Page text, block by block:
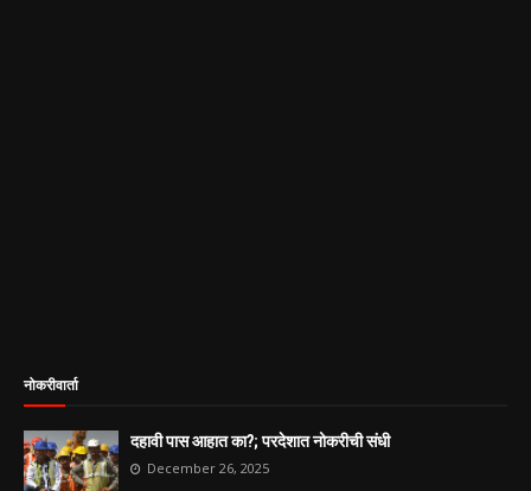
नोकरीवार्ता
दहावी पास आहात का?; परदेशात नोकरीची संधी
December 26, 2025